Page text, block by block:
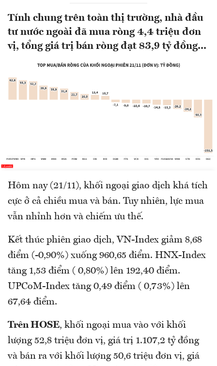
Tính chung trên toàn thị trường, nhà đầu
tư nước ngoài đã mua ròng 4,4 triệu đơn
vị, tổng giá trị bán ròng đạt 83,9 tỷ đồng...
Hôm nay (21/11), khối ngoại giao dịch khá tích
cực ở cả chiều mua và bán. Tuy nhiên, lực mua
vẫn nhỉnh hơn và chiếm ưu thế.
Kết thúc phiên giao dịch, VN-Index giảm 8,68
điểm (-0,90%) xuống 960,65 điểm. HNX-Index
tăng 1,53 điểm ( 0,80%) lên 192,40 điểm.
UPCoM-Index tăng 0,49 điểm ( 0,73%) lên
67,64 điểm.
Trên HOSE, khối ngoại mua vào với khối
lượng 52,8 triệu đơn vị, giá trị 1.107,2 tỷ đồng
và bán ra với khối lượng 50,6 triệu đơn vị, giá